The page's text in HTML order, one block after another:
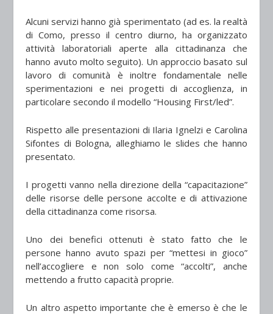
Alcuni servizi hanno già sperimentato (ad es. la realtà
di Como, presso il centro diurno, ha organizzato
attività laboratoriali aperte alla cittadinanza che
hanno avuto molto seguito). Un approccio basato sul
lavoro di comunità è inoltre fondamentale nelle
sperimentazioni e nei progetti di accoglienza, in
particolare secondo il modello “Housing First/led”.
Rispetto alle presentazioni di Ilaria Ignelzi e Carolina
Sifontes di Bologna, alleghiamo le slides che hanno
presentato.
I progetti vanno nella direzione della “capacitazione”
delle risorse delle persone accolte e di attivazione
della cittadinanza come risorsa.
Uno dei benefici ottenuti è stato fatto che le
persone hanno avuto spazi per “mettesi in gioco”
nell’accogliere e non solo come “accolti”, anche
mettendo a frutto capacità proprie.
Un altro aspetto importante che è emerso è che le